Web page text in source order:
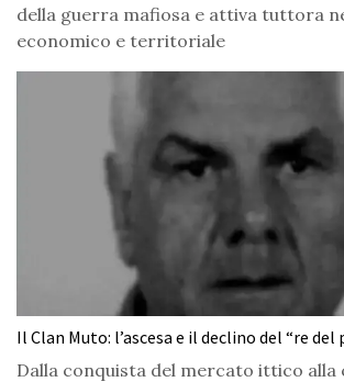
della guerra mafiosa e attiva tuttora
economico e territoriale
Il Clan Muto: l’ascesa e il declino del “re del
Dalla conquista del mercato ittico alla